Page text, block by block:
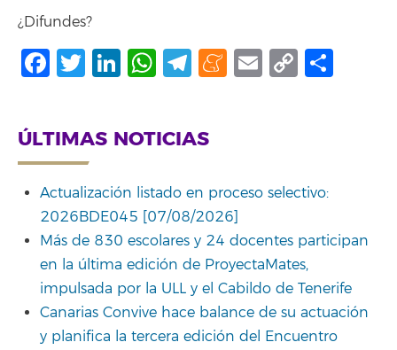
¿Difundes?
Facebook
Twitter
LinkedIn
WhatsApp
Telegram
Meneame
Email
Copy
ÚLTIMAS NOTICIAS
Actualización listado en proceso selectivo:
2026BDE045 [07/08/2026]
Más de 830 escolares y 24 docentes participan
en la última edición de ProyectaMates,
impulsada por la ULL y el Cabildo de Tenerife
Canarias Convive hace balance de su actuación
y planifica la tercera edición del Encuentro